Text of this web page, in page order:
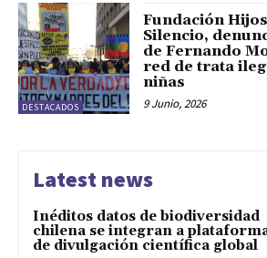
DESTACADOS
Fundación
Silencio,
de Fernando
red de trata
niñas
9 Junio, 2026
Latest news
Inéditos datos de biodiversidad
chilena se integran a
de divulgación científica global